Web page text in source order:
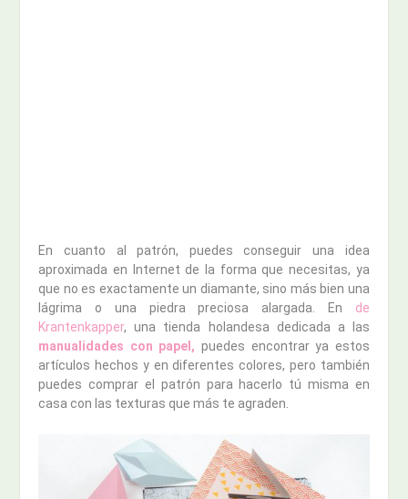
En cuanto al patrón, puedes conseguir una idea
aproximada en Internet de la forma que necesitas, ya
que no es exactamente un diamante, sino más bien una
lágrima o una piedra preciosa alargada. En de
Krantenkapper, una tienda holandesa dedicada a las
manualidades con papel, puedes encontrar ya estos
artículos hechos y en diferentes colores, pero también
puedes comprar el patrón para hacerlo tú misma en
casa con las texturas que más te agraden.